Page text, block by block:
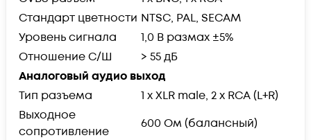
Стандарт цветности NTSC, PAL, SECAM
Уровень сигнала
1,0 В размах ±5%
Отношение С/Ш
> 55 дБ
Аналоговый аудио выход
Тип разъема
1 x XLR male, 2 x RCA (L+R)
Выходное
сопротивление
600 Ом (балансный)